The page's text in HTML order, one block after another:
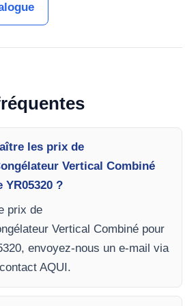
les prix de
Vertical Combiné
YR05320 ?
prix de
Vertical Combiné pour
envoyez-nous un e-mail via
AQUI.